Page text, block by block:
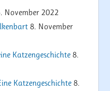
November 2022
8. November
Katzengeschichte 8.
Katzengeschichte 8.